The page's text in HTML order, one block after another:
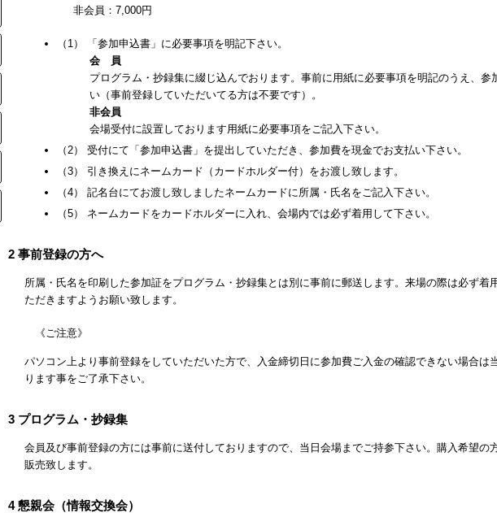
非会員：7,000円
（1） 「参加申込書」に必要事項を明記下さい。
会 員
プログラム・抄録集に綴じ込んでおります。事前に用紙に必要事項を明記のうえ、参
い（事前登録していただいてる方は不要です）。
非会員
会場受付に設置しております用紙に必要事項をご記入下さい。
（2） 受付にて「参加申込書」を提出していただき、参加費を現金でお支払い下さい。
（3） 引き換えにネームカード（カードホルダー付）をお渡し致します。
（4） 記名台にてお渡し致しましたネームカードに所属・氏名をご記入下さい。
（5） ネームカードをカードホルダーに入れ、会場内では必ず着用して下さい。
2 事前登録の方へ
所属・氏名を印刷した参加証をプログラム・抄録集とは別に事前に郵送します。来場の際は必ず着
ただきますようお願い致します。
《ご注意》
パソコン上より事前登録をしていただいた方で、入金締切日に参加費ご入金の確認できない場合は
ります事をご了承下さい。
3 プログラム・抄録集
会員及び事前登録の方には事前に送付しておりますので、当日会場までご持参下さい。購入希望の
販売致します。
4 懇親会（情報交換会）